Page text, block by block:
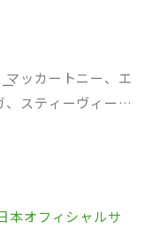
・ハード
ッカートニー、エ
スティーヴィー・
本オフィシャルサ